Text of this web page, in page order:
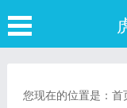
您现在的位置是： 首